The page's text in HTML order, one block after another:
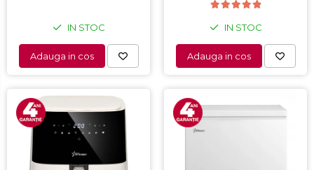
IN STOC
Adauga in cos
IN STOC
Adauga in cos